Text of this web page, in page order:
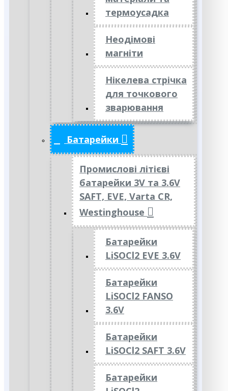
термоусадка
Неодімові
магніти
Нікелева стрічка
для точкового
зварювання
Батарейки
Промислові літієві
батарейки 3V та 3.6V
SAFT, EVE, Varta CR,
Westinghouse
Батарейки
LiSOCl2 EVE 3.6V
Батарейки
LiSOCl2 FANSO
3.6V
Батарейки
LiSOCl2 SAFT 3.6V
Батарейки